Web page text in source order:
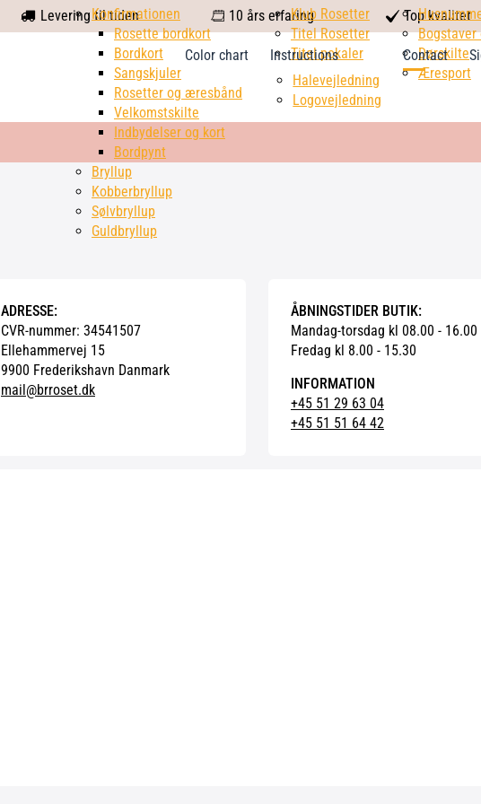
Levering til tiden calendar
10 års erfaring
check
mark
Top kvalitet
Color chart
Instructions
Halevejledning
Logovejledning
Contact
Konfirmationen
Rosette bordkort
Bordkort
Sangskjuler
Rosetter og æresbånd
Velkomstskilte
Indbydelser og kort
Bordpynt
Bryllup
Kobberbryllup
Sølvbryllup
Guldbryllup
Klub Rosetter
Titel Rosetter
Titel pokaler
Bogstaver
Dørskilte
Æresport
ADRESSE:
CVR-nummer: 34541507
Ellehammervej 15
9900 Frederikshavn Danmark
mail@brroset.dk
ÅBNINGSTIDER BUTIK:
Mandag-torsdag kl 08.00 - 16.00
Fredag kl 8.00 - 15.30
INFORMATION
+45 51 29 63 04
+45 51 51 64 42